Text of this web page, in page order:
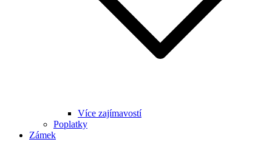
Více zajímavostí
Poplatky
Zámek